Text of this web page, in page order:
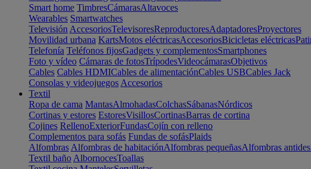
Smart home TimbresCámarasAltavoces
Wearables Smartwatches
Televisión AccesoriosTelevisoresReproductoresAdaptadoresProyectores
Movilidad urbana KartsMotos eléctricasAccesoriosBicicletas eléctricas
Telefonía Teléfonos fijosGadgets y complementosSmartphones
Foto y vídeo Cámaras de fotosTrípodesVideocámarasObjetivos
Cables Cables HDMICables de alimentaciónCables USBCables Jack
Consolas y videojuegos Accesorios
Textil
Ropa de cama MantasAlmohadasColchasSábanasNórdicos
Cortinas y estores EstoresVisillosCortinasBarras de cortina
Cojines RellenoExteriorFundasCojín con relleno
Complementos para sofás Fundas de sofásPlaids
Alfombras Alfombras de habitaciónAlfombras pequeñasAlfombras
Textil baño AlbornocesToallas